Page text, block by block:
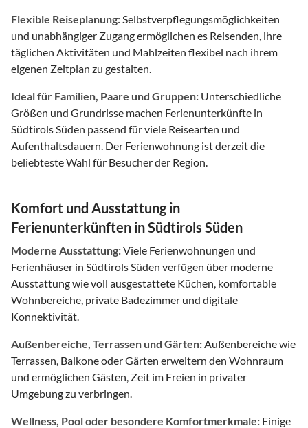
Flexible Reiseplanung:Selbstverpflegungsmöglichkeiten
und unabhängiger Zugang ermöglichen es Reisenden, ihre
täglichen Aktivitäten und Mahlzeiten flexibel nach ihrem
eigenen Zeitplan zu gestalten.
Ideal für Familien, Paare und Gruppen: Unterschiedliche
Größen und Grundrisse machen Ferienunterkünfte in
Südtirols Süden passend für viele Reisearten und
Aufenthaltsdauern. Der Ferienwohnung ist derzeit die
beliebteste Wahl für Besucher der Region.
Komfort und Ausstattung in
Ferienunterkünften in Südtirols Süden
Moderne Ausstattung:Viele Ferienwohnungen und
Ferienhäuser in Südtirols Süden verfügen über moderne
Ausstattung wie voll ausgestattete Küchen, komfortable
Wohnbereiche, private Badezimmer und digitale
Konnektivität.
Außenbereiche, Terrassen und Gärten:Außenbereiche wie
Terrassen, Balkone oder Gärten erweitern den Wohnraum
und ermöglichen Gästen, Zeit im Freien in privater
Umgebung zu verbringen.
Wellness, Pool oder besondere Komfortmerkmale: Einige